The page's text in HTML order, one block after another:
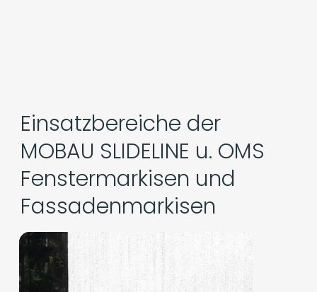
Einsatzbereiche der
MOBAU SLIDELINE u. OMS
Fenstermarkisen und
Fassadenmarkisen